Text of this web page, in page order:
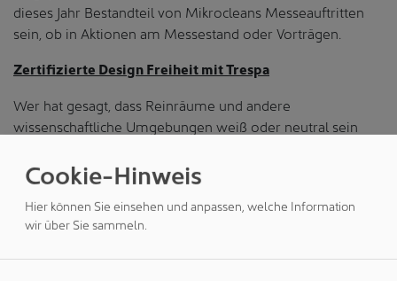
dieses Jahr Bestandteil von Mikrocleans Messeauftritten
sein, ob in Aktionen am Messestand oder Vorträgen.
Zertifizierte Design Freiheit mit Trespa
Wer hat gesagt, dass Reinräume und andere
wissenschaftliche Umgebungen weiß oder neutral sein
Gestaltungsfreiheit für TopLab®VERTICAL und
TopLab®PLUS vereinen höchste und einzigartige
funktionale Eigenschaften mit einer attraktiven und
zeitlosen Palette inspirierender Farben. Neben der
Cookie-Hinweis
Hier können Sie einsehen und anpassen, welche Information
wir über Sie sammeln.